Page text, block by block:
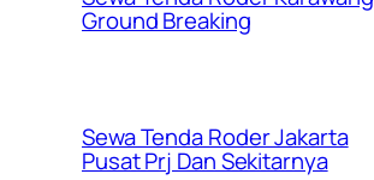
Ground Breaking
Sewa Tenda Roder Jakarta
Pusat Prj Dan Sekitarnya